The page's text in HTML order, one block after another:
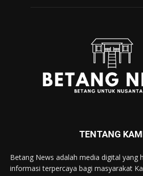
TENTANG
Betang News adalah media digital yang
informasi terpercaya bagi masyarakat